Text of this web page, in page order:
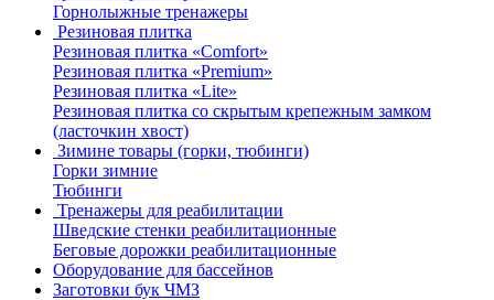
Горнолыжные тренажеры
Резиновая плитка
Резиновая плитка «Comfort»
Резиновая плитка «Premium»
Резиновая плитка «Lite»
Резиновая плитка со скрытым крепежным замком
(ласточкин хвост)
Зимине товары (горки, тюбинги)
Горки зимние
Тюбинги
Тренажеры для реабилитации
Шведские стенки реабилитационные
Беговые дорожки реабилитационные
Оборудование для бассейнов
Заготовки бук ЧМЗ